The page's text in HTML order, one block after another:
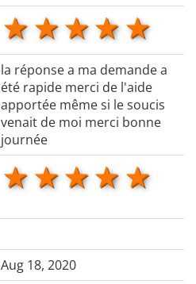
4
3 stars
2 stars
1 star
la réponse a ma demande a
été rapide merci de l'aide
apportée même si le soucis
venait de moi merci bonne
journée
4
3 stars
2 stars
1 star
Aug 18, 2020